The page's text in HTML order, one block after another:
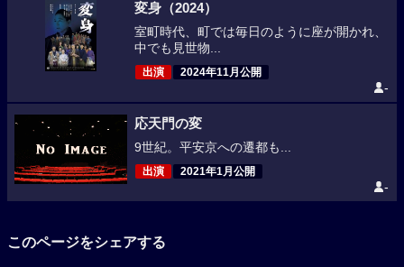
変身（2024）
室町時代、町では毎日のように座が開かれ、
中でも見世物...
出演 2024年11月公開
-
応天門の変
9世紀。平安京への遷都も...
出演 2021年1月公開
-
このページをシェアする